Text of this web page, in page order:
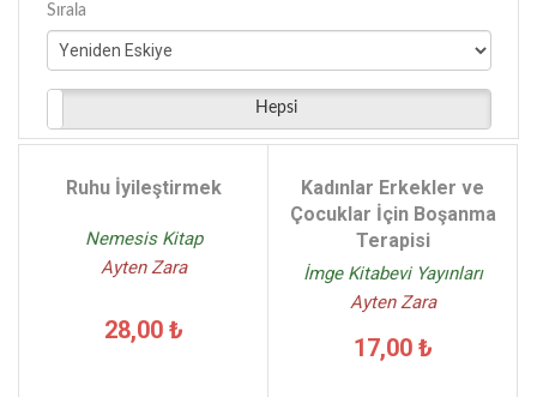
Sırala
Hepsi
Ruhu İyileştirmek
Nemesis Kitap
Ayten Zara
28,00 ₺
Kadınlar Erkekler ve
Çocuklar İçin Boşanma
Terapisi
İmge Kitabevi Yayınları
Ayten Zara
17,00 ₺